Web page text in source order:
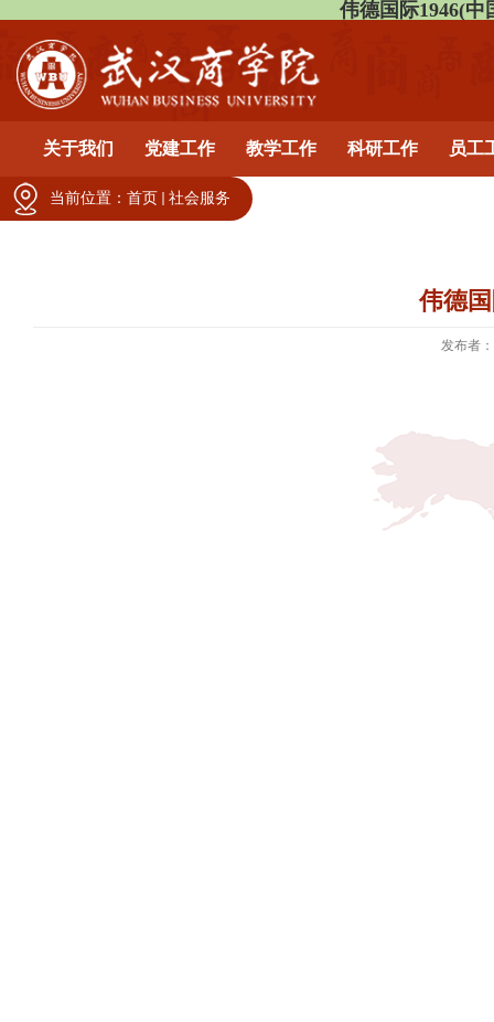
伟德国际1946(中
关于我们 党建工作 教学工作 科研工作 员工
伟德
发布者：
当前位置： 首页 社会服务